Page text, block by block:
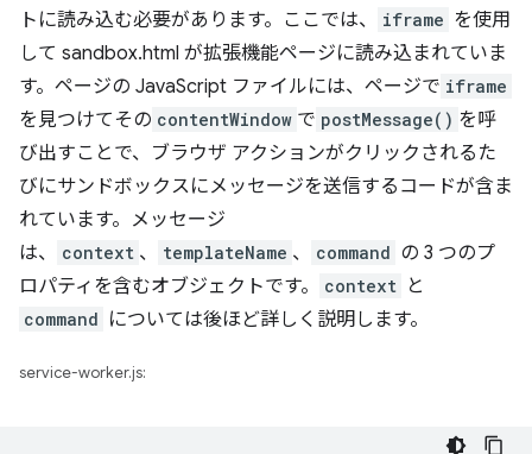
トに読み込む必要があります。ここでは、
iframe を使用
して sandbox.html が拡張機能ページに読み込まれていま
す。ページの JavaScript ファイルには、ページで iframe
を見つけてその contentWindow で postMessage() を呼
び出すことで、ブラウザ アクションがクリックされるた
びにサンドボックスにメッセージを送信するコードが含ま
れています。メッセージ
は、
context 、 templateName 、 command の 3 つのプ
ロパティを含むオブジェクトです。
context と
command については後ほど詳しく説明します。
service-worker.js: